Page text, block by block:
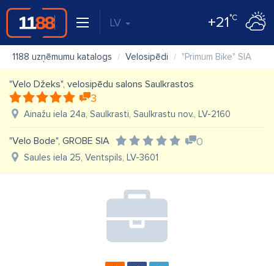
LV +21°C
1188 uzņēmumu katalogs Velosipēdi "Primum Bike" SIA
"Velo Džeks", velosipēdu salons Saulkrastos
3
Ainažu iela 24a, Saulkrasti, Saulkrastu nov., LV-2160
"Velo Bode", GROBE SIA 0
Saules iela 25, Ventspils, LV-3601